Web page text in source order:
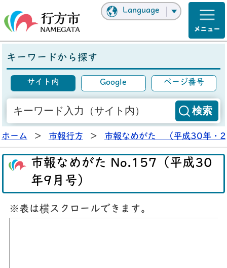
Language
キーワードから探す
サイト内 Google ページ番号
ホーム > 市報行方 > 市報なめがた （平成30年・
市報なめがた No.157（平成30
年9月号）
※表は横スクロールできます。